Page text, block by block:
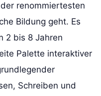
renommiertesten
Bildung geht. Es
2 bis 8 Jahren
Palette interaktiver
Schreiben und